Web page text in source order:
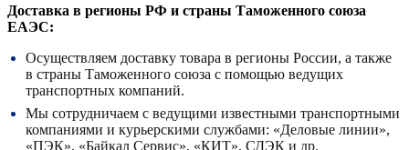
Доставка в регионы РФ и страны Таможенного союза
ЕАЭС:
Осуществляем доставку товара в регионы России, а также
в страны Таможенного союза с помощью ведущих
транспортных компаний.
Мы сотрудничаем с ведущими известными транспортными
компаниями и курьерскими службами: «Деловые линии»,
«ПЭК», «Байкал Сервис», «КИТ», СДЭК и др.